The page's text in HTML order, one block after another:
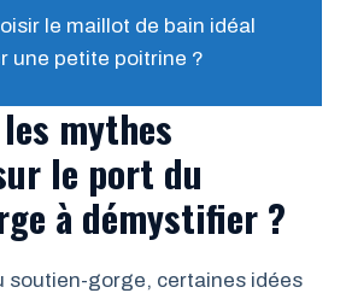
le maillot de bain idéal
une petite poitrine ?
mythes
le port du
à démystifier ?
soutien-gorge, certaines idées